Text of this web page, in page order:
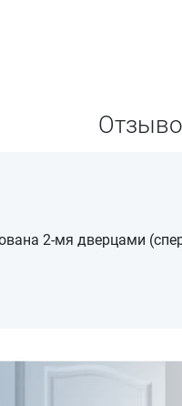
2-мя дверцами